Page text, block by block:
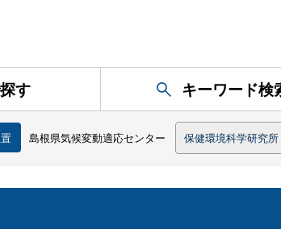
す キーワード検
島根県気候変動適応センター 保健環境科学研究所